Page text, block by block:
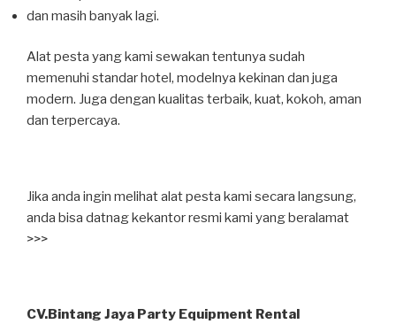
dan masih banyak lagi.
Alat pesta yang kami sewakan tentunya sudah
memenuhi standar hotel, modelnya kekinan dan juga
modern. Juga dengan kualitas terbaik, kuat, kokoh, aman
dan terpercaya.
Jika anda ingin melihat alat pesta kami secara langsung,
anda bisa datnag kekantor resmi kami yang beralamat
>>>
CV.Bintang Jaya Party Equipment Rental